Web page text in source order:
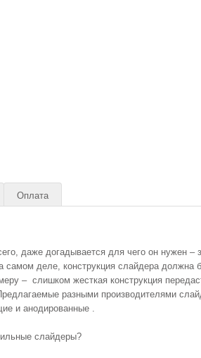
Оплата
даже догадывается для чего он нужен
деле, конструкция слайдера
– слишком жесткая конструкция
разными производителями
и анодированные .
слайдеры?